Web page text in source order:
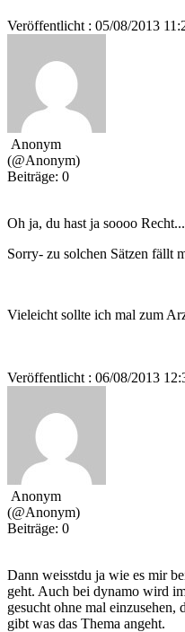
Veröffentlicht : 05/08/2013
Anonym
(@Anonym)
Beiträge: 0
Oh ja, du hast ja soooo
Sorry- zu solchen Sätzen fällt
Vieleicht sollte ich mal zum
Veröffentlicht : 06/08/2013
Anonym
(@Anonym)
Beiträge: 0
Dann weisstdu ja wie es mir
geht. Auch bei dynamo wird
gesucht ohne mal einzusehen,
gibt was das Thema angeht.